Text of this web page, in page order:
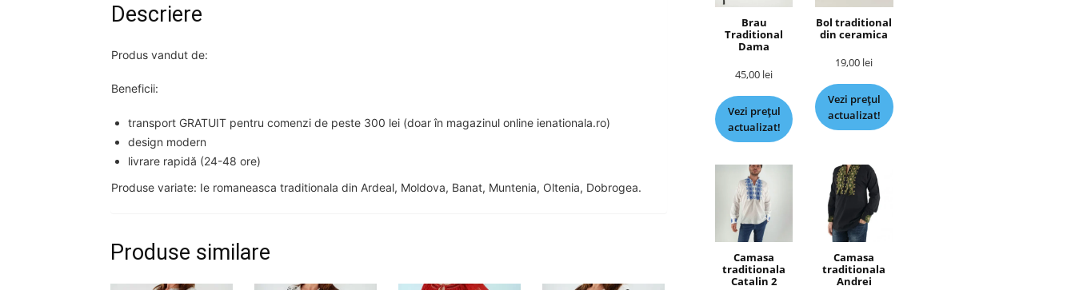
Descriere
Produs vandut de:
Beneficii:
transport GRATUIT pentru comenzi de peste 300 lei (doar în magazinul online ienationala.ro)
design modern
livrare rapidă (24-48 ore)
Produse variate: Ie romaneasca traditionala din Ardeal, Moldova, Banat, Muntenia, Oltenia, Dobrogea.
Produse similare
Brau
Traditional
Dama
45,00 lei
Vezi prețul
actualizat!
Bol traditional
din ceramica
19,00 lei
Vezi prețul
actualizat!
Camasa
traditionala
Catalin 2
Camasa
traditionala
Andrei